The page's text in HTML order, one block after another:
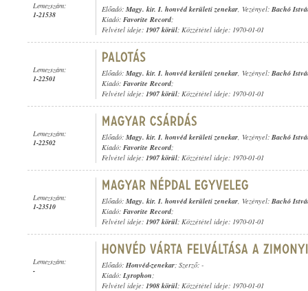
Lemezszám:
1-21538
Előadó: Magy. kir. I. honvéd kerületi zenekar, Vezényel: Bachó
Kiadó: Favorite Record;
Felvétel ideje: 1907 körül; Közzététel ideje: 1970-01-01
Lemezszám:
1-22501
Előadó: Magy. kir. I. honvéd kerületi zenekar, Vezényel: Bachó
Kiadó: Favorite Record;
Felvétel ideje: 1907 körül; Közzététel ideje: 1970-01-01
Lemezszám:
1-22502
Előadó: Magy. kir. I. honvéd kerületi zenekar, Vezényel: Bachó
Kiadó: Favorite Record;
Felvétel ideje: 1907 körül; Közzététel ideje: 1970-01-01
Lemezszám:
1-23510
Előadó: Magy. kir. I. honvéd kerületi zenekar, Vezényel: Bachó
Kiadó: Favorite Record;
Felvétel ideje: 1907 körül; Közzététel ideje: 1970-01-01
Lemezszám:
-
Előadó: Honvéd-zenekar; Szerző: -
Kiadó: Lyrophon;
Felvétel ideje: 1908 körül; Közzététel ideje: 1970-01-01